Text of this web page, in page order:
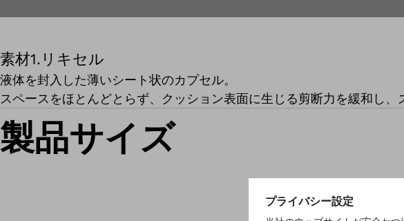
素材1.リキセル
液体を封入した薄いシート状のカプセル。
スペースをほとんどとらず、クッション表面に生じる剪断力を緩和し
製品サイズ